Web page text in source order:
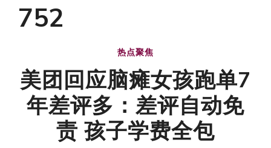
752
热点聚焦
美团回应脑瘫女孩跑单7
年差评多：差评自动免
责 孩子学费全包